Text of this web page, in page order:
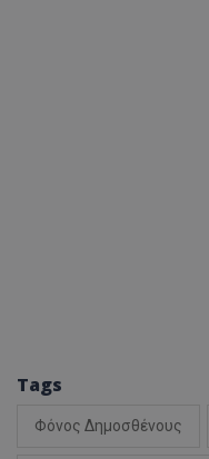
Tags
Φόνος Δημοσθένους